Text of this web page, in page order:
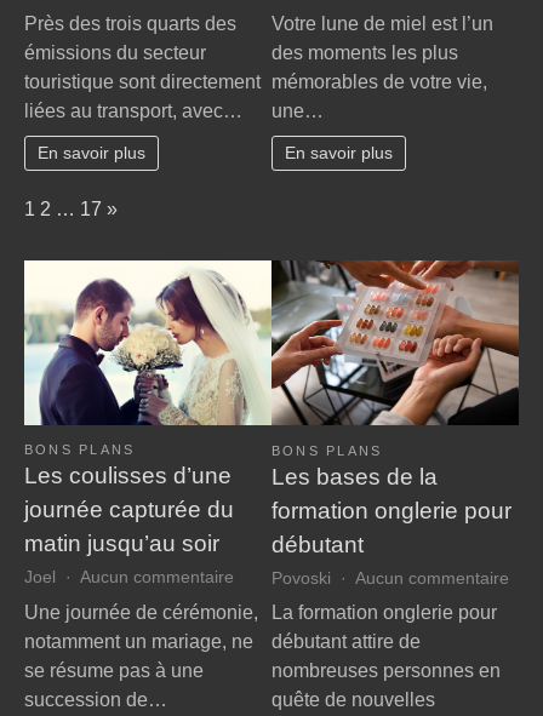
Voyager
autrement
:
astuces
pour
un
tourisme
Près des trois quarts des
émissions du secteur
touristique sont directement
liées au transport, avec…
En savoir plus
Évasion
:
secrets
un
voyage
Votre lune de miel est l’un
des moments les plus
mémorables de votre vie,
une…
En savoir plus
Page:
1 2 … 17 Next
»
BONS PLANS
Les coulisses d’une
journée capturée du
matin jusqu’au soir
Joel Aucun commentaire
Les
coulisses
d’une
journée
capturée
Une journée de cérémonie,
notamment un mariage, ne
se résume pas à une
succession de…
BONS PLANS
Les bases de la
formation onglerie pour
débutant
Povoski Aucun commentaire
La formation onglerie pour
débutant attire de
nombreuses personnes en
quête de nouvelles